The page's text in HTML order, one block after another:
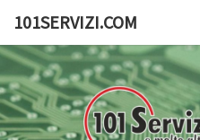
content
101SERVIZI.COM